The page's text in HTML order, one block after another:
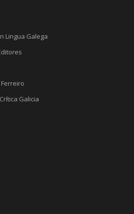
Lingua Galega
Galicia